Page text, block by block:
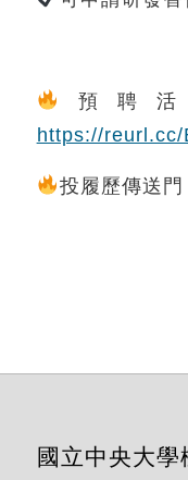
預聘活
https://reurl.cc/
投履歷傳送門
國立中央大